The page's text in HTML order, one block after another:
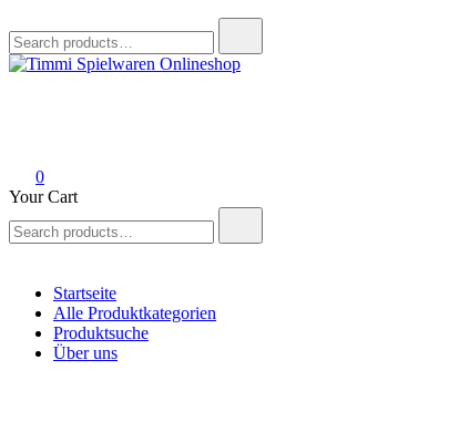
for:
0
Your Cart
for:
Startseite
Alle Produktkategorien
Produktsuche
Über uns